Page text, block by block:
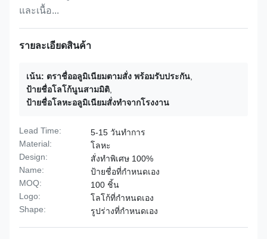
และเนื้อ...
รายละเอียดสินค้า
เน้น: ตราชื่ออลูมิเนียมตามสั่ง พร้อมรับประกัน
ป้ายชื่อโลโก้นูนสามมิติ
ป้ายชื่อโลหะอลูมิเนียมสั่งทำจากโรงงาน
Lead Time:
5-15 วันทำการ
Material:
โลหะ
Design:
สั่งทำพิเศษ 100%
Name:
ป้ายชื่อที่กำหนดเอง
MOQ:
100 ชิ้น
Logo:
โลโก้ที่กำหนดเอง
Shape:
รูปร่างที่กำหนดเอง